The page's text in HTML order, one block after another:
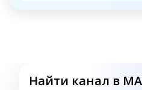
Найти канал в